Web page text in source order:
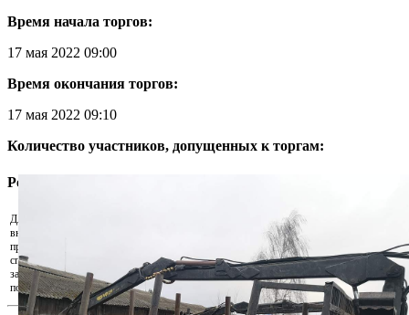
Время начала торгов:
17 мая 2022 09:00
Время окончания торгов:
17 мая 2022 09:10
Количество участников, допущенных к торгам:
Регистрация участника
Для участия в аукционе необходимо
внести задаток. Скачайте реквизиты и
произведите оплату удобным для Вас
способом. Для подтверждения внесения
задатка прикрепите документ,
подтверждающий факт оплаты.
Скачать реквизиты на оплату
Прикрепить подтверждения оплаты...